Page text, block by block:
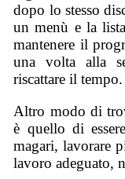
dopo lo stesso
un menù e la
mantenere il
una volta alla
riscattare il tempo.
Altro modo di
è quello di
magari, lavorare
lavoro adeguato,